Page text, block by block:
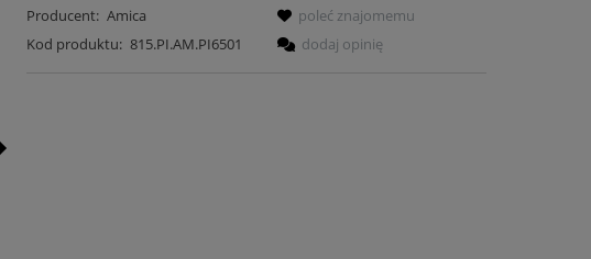
Producent: Amica
Kod produktu: 815.PI.AM.PI6501
poleć znajomemu
dodaj opinię